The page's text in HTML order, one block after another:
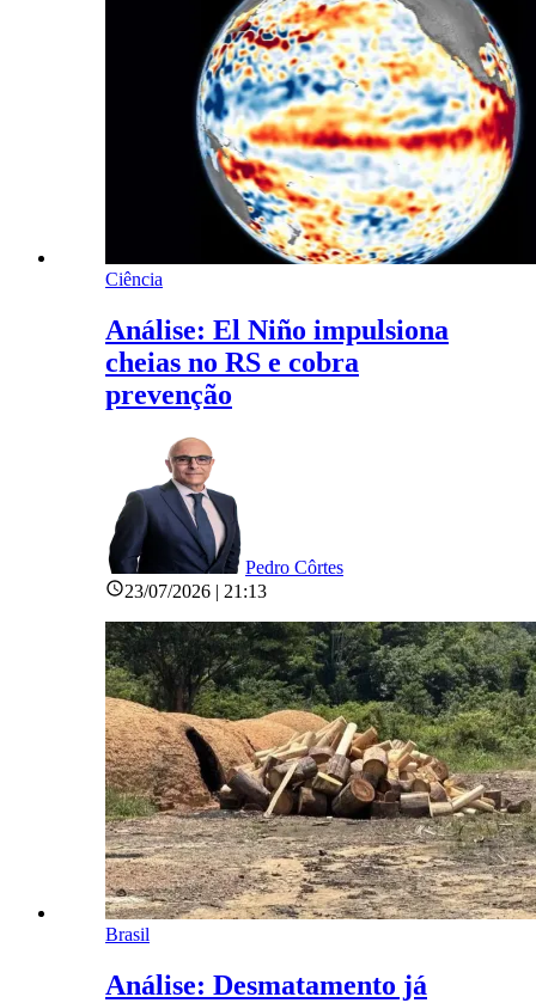
Ciência
Análise: El Niño impulsiona
cheias no RS e cobra
prevenção
Pedro Côrtes
23/07/2026 | 21:13
Brasil
Análise: Desmatamento já